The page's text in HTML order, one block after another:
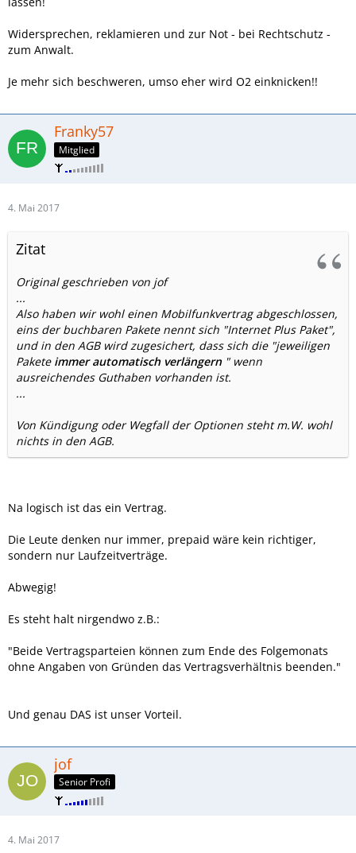
Widersprechen, reklamieren und zur Not - bei Rechtschutz -
zum Anwalt.
Je mehr sich beschweren, umso eher wird O2 einknicken!!
Franky57
Mitglied
4. Mai 2017
Zitat
Original geschrieben von jof
...
Also haben wir wohl einen Mobilfunkvertrag abgeschlossen,
eins der buchbaren Pakete nennt sich "Internet Plus Paket",
und in den AGB wird zugesichert, dass sich die "jeweiligen
Pakete immer automatisch verlängern " wenn
ausreichendes Guthaben vorhanden ist.
...
Von Kündigung oder Wegfall der Optionen steht m.W. wohl
nichts in den AGB.
Na logisch ist das ein Vertrag.
Die Leute denken nur immer, prepaid wäre kein richtiger,
sondern nur Laufzeitverträge.
Abwegig!
Es steht halt nirgendwo z.B.:
"Beide Vertragsparteien können zum Ende des Folgemonats
ohne Angaben von Gründen das Vertragsverhältnis beenden."
Und genau DAS ist unser Vorteil.
jof
Senior Profi
4. Mai 2017